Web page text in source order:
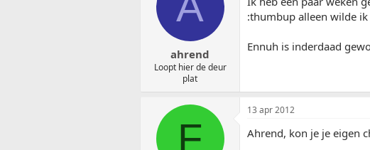
ahrend
Loopt hier de deur
plat
:thumbup alleen wilde
Ennuh is inderdaad
F
13 apr 2012
Ahrend, kon je je eigen